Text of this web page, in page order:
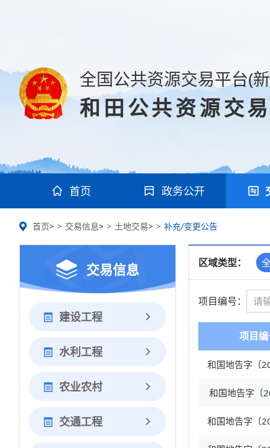
全国公共资源交易平台(
和田公共资源交
首页 政务公开
首页> 交易信息> 土地交易> 补充/变更公告
交易信息
建设工程
水利工程
农业农村
交通工程
区域类型：
项目编号：
项目
和国地告字〔